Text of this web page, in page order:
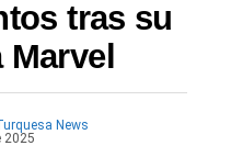
tras su
News
2025